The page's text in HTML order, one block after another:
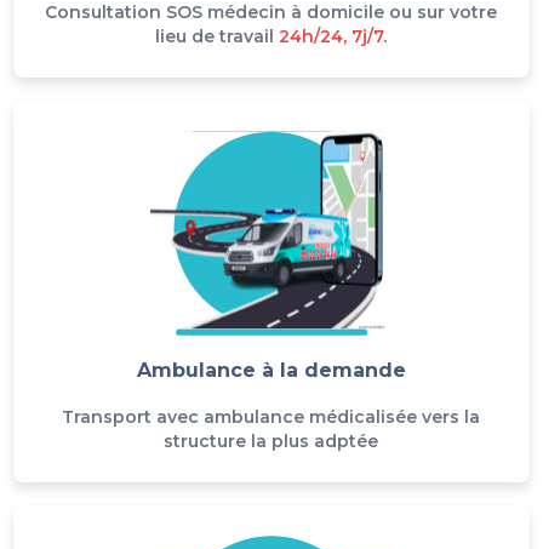
Consultation SOS médecin à domicile ou sur votre
lieu de travail 24h/24, 7j/7.
Ambulance à la demande
Transport avec ambulance médicalisée vers la
structure la plus adptée